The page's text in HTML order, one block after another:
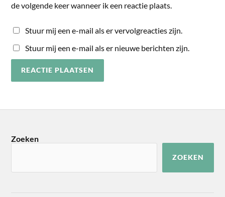
de volgende keer wanneer ik een reactie plaats.
Stuur mij een e-mail als er vervolgreacties zijn.
Stuur mij een e-mail als er nieuwe berichten zijn.
Zoeken
ZOEKEN